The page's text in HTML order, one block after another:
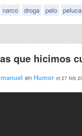
narco droga pelo peluca
que hicimos
manuel en Humor el 27 feb